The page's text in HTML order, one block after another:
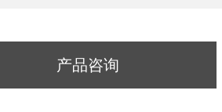
产品咨询